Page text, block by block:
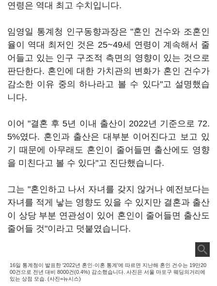
연령은 역대 최고 수치입니다.
임영일 통계청 인구동향과장은 "혼인 건수와 조혼인
율이 역대 최저인 것은 25~49세 연령이 계속해서 줄
어들고 있는 인구 구조적 측면의 영향이 있는 것으로
판단한다. 혼인에 대한 가치관의 변화가 혼인 건수가
감소한 이유 중의 하나라고 볼 수 있다"고 설명했습
니다.
이어 "결혼 후 5년 이내 출산이 2022년 기준으로 72.
5%였다. 혼인과 출산은 대부분 이어진다고 보고 있
기 때문에 아무래도 혼인이 줄어들면 출산에도 영향
을 미친다고 볼 수 있다"고 진단했습니다.
그는 "혼인하고 나서 자녀를 갖지 않거나 예전보다는
자녀를 적게 낳는 영향도 있을 수 있지만 결혼과 출산
이 상당 부분 연관성이 있어 혼인이 줄어들면 출산도
줄어들 것"이라고 덧붙였습니다.
16일 통계청이 발표한 '2022년 혼인·이혼 통계'에 따르면 지난해 혼인 건수는 19만20
00건으로 전년 대비 8000건(0.4%) 감소했습니다. 사진은 서울 마포구 웨딩의거리에
있는 상점 모습. (사진=뉴시스)